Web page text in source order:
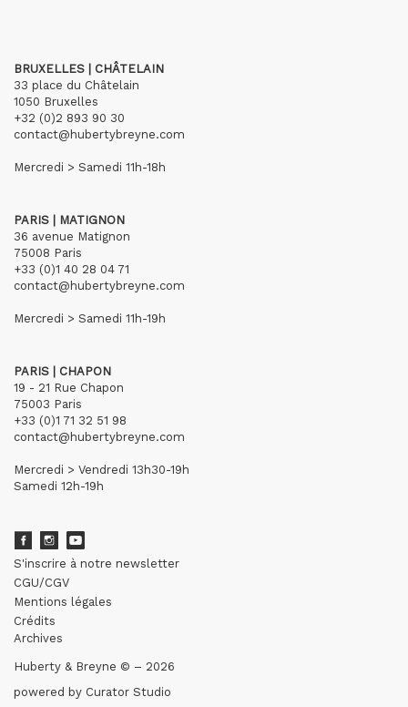
BRUXELLES | CHÂTELAIN
33 place du Châtelain
1050 Bruxelles
+32 (0)2 893 90 30
contact@hubertybreyne.com
Mercredi > Samedi 11h-18h
PARIS | MATIGNON
36 avenue Matignon
75008 Paris
+33 (0)1 40 28 04 71
contact@hubertybreyne.com
Mercredi > Samedi 11h-19h
PARIS | CHAPON
19 - 21 Rue Chapon
75003 Paris
+33 (0)1 71 32 51 98
contact@hubertybreyne.com
Mercredi > Vendredi 13h30-19h
Samedi 12h-19h
S'inscrire à notre newsletter
CGU/CGV
Mentions légales
Crédits
Archives
Huberty & Breyne © – 2026
powered by Curator Studio